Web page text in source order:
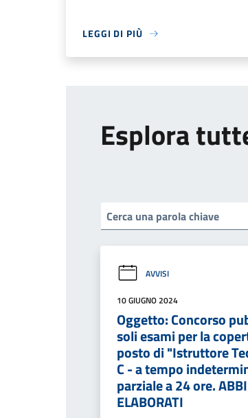
LEGGI DI PIÙ
Esplora
AVVISI
10 GIUGNO 2024
Oggetto: Concorso
soli esami per la
posto di "Istruttore
C - a tempo
parziale a 24 ore.
ELABORATI